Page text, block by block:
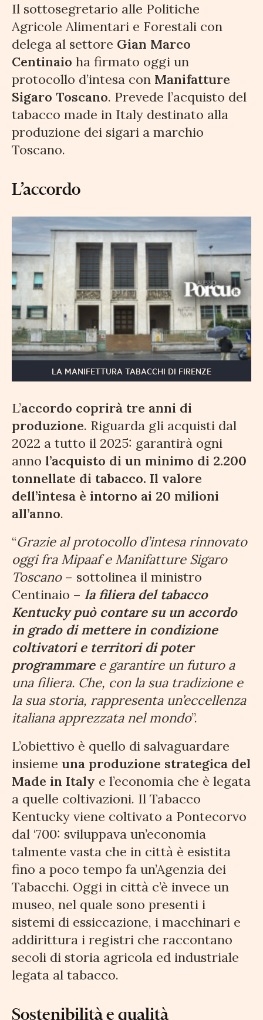
Il sottosegretario alle Politiche
Agricole Alimentari e Forestali con
delega al settore Gian Marco
Centinaio ha firmato oggi un
protocollo d’intesa con Manifatture
Sigaro Toscano. Prevede l’acquisto del
tabacco made in Italy destinato alla
produzione dei sigari a marchio
Toscano.
L’accordo
LA MANIFETTURA TABACCHI DI FIRENZE
L’accordo coprirà tre anni di
produzione. Riguarda gli acquisti dal
2022 a tutto il 2025: garantirà ogni
anno l’acquisto di un minimo di 2.200
tonnellate di tabacco. Il valore
dell’intesa è intorno ai 20 milioni
all’anno.
“Grazie al protocollo d’intesa rinnovato
oggi fra Mipaaf e Manifatture Sigaro
Toscano– sottolinea il ministro
Centinaio – la filiera del tabacco
Kentucky può contare su un accordo
in grado di mettere in condizione
coltivatori e territori di poter
programmaree garantire un futuro a
una filiera. Che, con la sua tradizione e
la sua storia, rappresenta un’eccellenza
italiana apprezzata nel mondo”.
L’obiettivo è quello di salvaguardare
insieme una produzione strategica del
Made in Italy e l’economia che è legata
a quelle coltivazioni. Il Tabacco
Kentucky viene coltivato a Pontecorvo
dal ‘700: sviluppava un’economia
talmente vasta che in città è esistita
fino a poco tempo fa un’Agenzia dei
Tabacchi. Oggi in città c’è invece un
museo, nel quale sono presenti i
sistemi di essiccazione, i macchinari e
addirittura i registri che raccontano
secoli di storia agricola ed industriale
legata al tabacco.
Sostenibilità e qualità